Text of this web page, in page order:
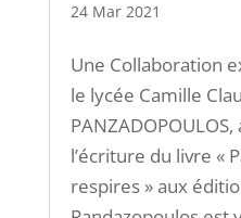
24 Mar 2021
Une Collaboration
le lycée Camille
l’écriture du livre «
respires » aux